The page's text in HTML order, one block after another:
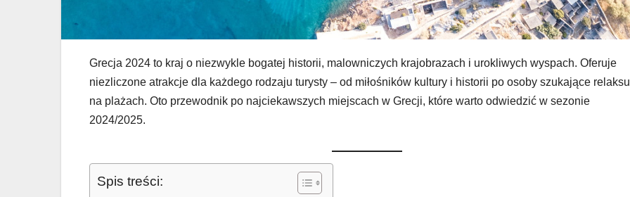
Grecja 2024 to kraj o niezwykle bogatej historii, malowniczych krajobrazach i urokliwych wyspach. Oferuje
niezliczone atrakcje dla każdego rodzaju turysty – od miłośników kultury i historii po osoby szukające relaksu
na plażach. Oto przewodnik po najciekawszych miejscach w Grecji, które warto odwiedzić w sezonie
2024/2025.
Spis treści: